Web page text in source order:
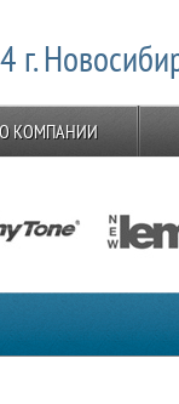
г.
О КОМПАНИИ